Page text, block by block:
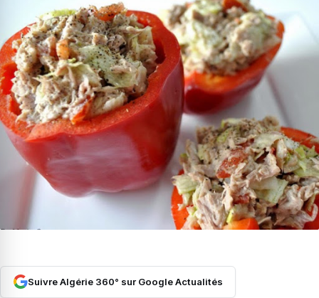
Suivre Algérie 360° sur Google Actualités